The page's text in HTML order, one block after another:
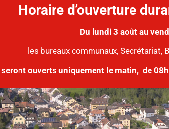
Horaire d’ouverture
Du lundi 3 août au
les bureaux communaux, Secrétariat,
seront ouverts uniquement le matin, de